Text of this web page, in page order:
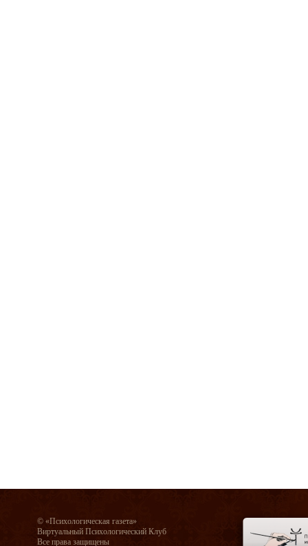
© «Психологическая газета»
Виртуальный Психологический Клуб
Все права защищены